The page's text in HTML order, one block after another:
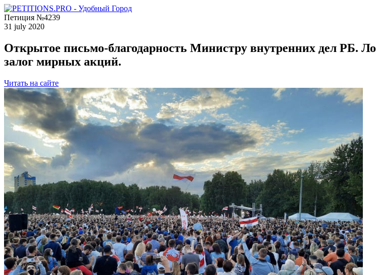
Петиция №4239
31 july 2020
Открытое письмо-благодарность Министру внутренних дел РБ.
залог мирных акций.
Читать на сайте